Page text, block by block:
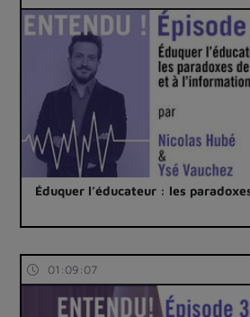
Éduquer l’éducateur : les
01:09:07